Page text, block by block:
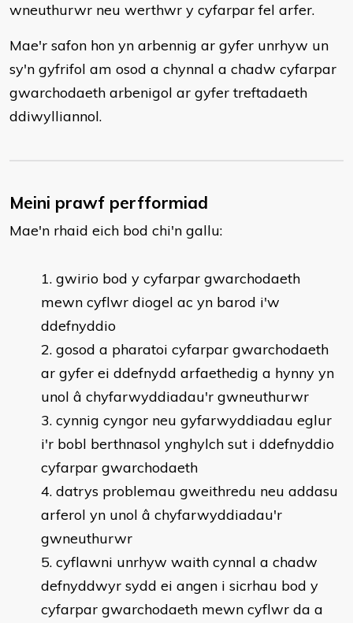
wneuthurwr neu werthwr y cyfarpar fel arfer.
Mae'r safon hon yn arbennig ar gyfer unrhyw un
sy'n gyfrifol am osod a chynnal a chadw cyfarpar
gwarchodaeth arbenigol ar gyfer treftadaeth
ddiwylliannol.
Meini prawf perfformiad
Mae'n rhaid eich bod chi'n gallu:
​gwirio bod y cyfarpar gwarchodaeth
mewn cyflwr diogel ac yn barod i'w
ddefnyddio
gosod a pharatoi cyfarpar gwarchodaeth
ar gyfer ei ddefnydd arfaethedig a hynny yn
unol â chyfarwyddiadau'r gwneuthurwr
cynnig cyngor neu gyfarwyddiadau eglur
i'r bobl berthnasol ynghylch sut i ddefnyddio
cyfarpar gwarchodaeth
datrys problemau gweithredu neu addasu
arferol yn unol â chyfarwyddiadau'r
gwneuthurwr
cyflawni unrhyw waith cynnal a chadw
defnyddwyr sydd ei angen i sicrhau bod y
cyfarpar gwarchodaeth mewn cyflwr da a